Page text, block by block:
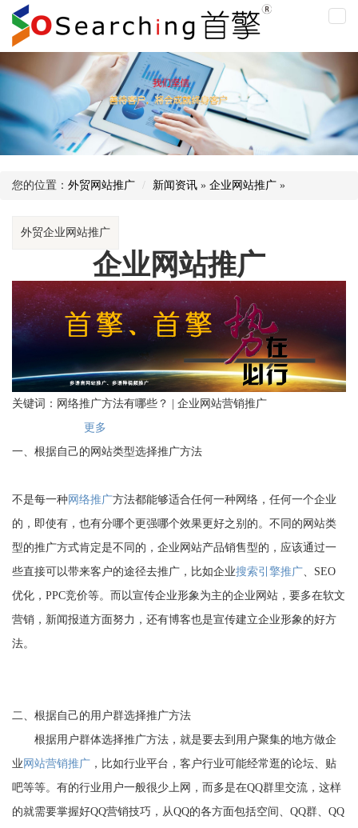
企
网
推
广
您的位置： 外贸网站推广 新闻资讯 » 企业网站推广 »
外贸企业网站推广
企业网站推广
关键词：网络推广方法有哪些？ | 企业网站营销推广
更多
一、根据自己的网站类型选择推广方法
不是每一种网络推广方法都能够适合任何一种网络，任何一个企业
的，即使有，也有分哪个更强哪个效果更好之别的。不同的网站类
型的推广方式肯定是不同的，企业网站产品销售型的，应该通过一
些直接可以带来客户的途径去推广，比如企业搜索引擎推广 、SEO
优化，PPC竞价等。而以宣传企业形象为主的企业网站，要多在软文
营销，新闻报道方面努力，还有博客也是宣传建立企业形象的好方
法。
二、根据自己的用户群选择推广方法
根据用户群体选择推广方法，就是要去到用户聚集的地方做企
业 网站营销推广 ，比如行业平台，客户行业可能经常逛的论坛、贴
吧等等。有的行业用户一般很少上网，而多是在QQ群里交流，这样
的就需要掌握好QQ营销技巧，从QQ的各方面包括空间、QQ群、QQ